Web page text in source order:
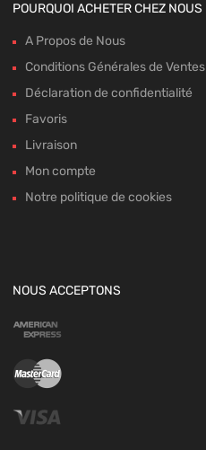
POURQUOI ACHETER CHEZ NOUS
A Propos de Nous
Conditions Générales de Ventes
Déclaration de confidentialité
Favoris
Livraison
Mon compte
Notre politique de cookies
NOUS ACCEPTONS